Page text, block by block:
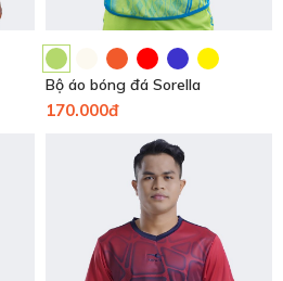
Bộ áo bóng đá Sorella
170.000đ